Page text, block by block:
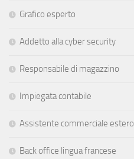
Grafico esperto
Addetto alla cyber security
Responsabile di magazzino
Impiegata contabile
Assistente commerciale estero
Back office lingua francese